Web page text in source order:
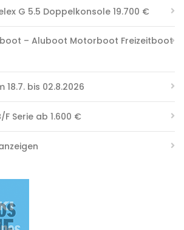
G 5.5 Doppelkonsole 19.700 €
– Aluboot Motorboot Freizeitboot
bis 02.8.2026
F Serie ab 1.600 €